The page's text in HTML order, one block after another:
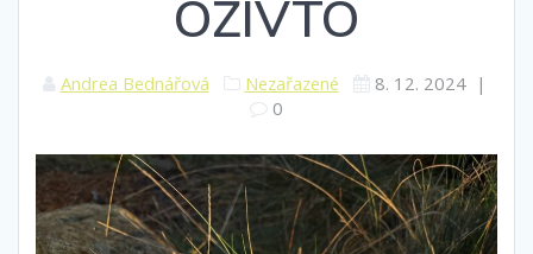
OŽIVTO
Andrea Bednářová Nezařazené 8. 12. 2024|
0